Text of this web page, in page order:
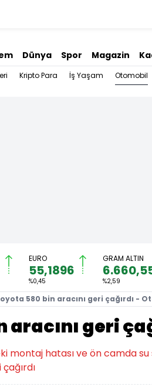
Dünya Spor Magazin
Kripto Para İş Yaşam Otomobil
EURO
55,1896
%0,45
GRAM ALTIN
%2,59
580 bin aracını geri çağırdı -
geri
montaj hatası ve ön camda su